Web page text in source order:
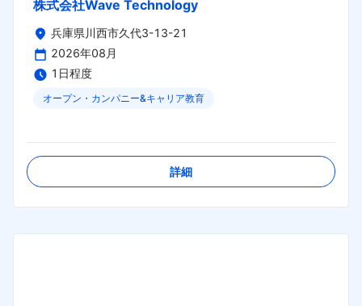
株式会社Wave Technology
兵庫県川西市久代3-13-21
2026年08月
1日程度
オープン・カンパニー&キャリア教育
詳細